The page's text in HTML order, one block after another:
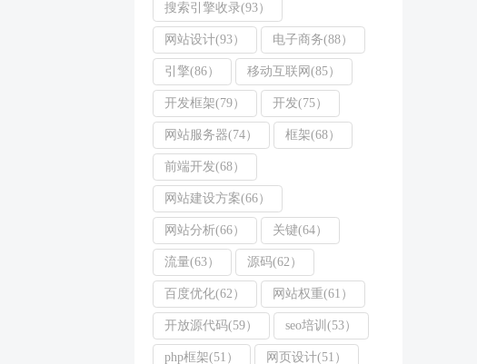
搜索引擎收录(93）
网站设计(93） 电子商务(88）
引擎(86） 移动互联网(85）
开发框架(79） 开发(75）
网站服务器(74） 框架(68）
前端开发(68）
网站建设方案(66）
网站分析(66） 关键(64）
流量(63） 源码(62）
百度优化(62） 网站权重(61）
开放源代码(59） seo培训(53）
php框架(51） 网页设计(51）